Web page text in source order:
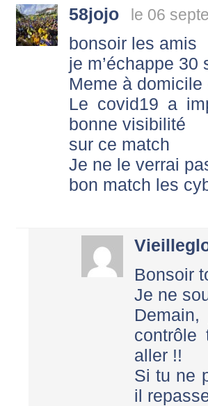
58jojo le 06
bonsoir les amis
je m’échappe
Meme à
Le covid19 a
bonne visibilité
sur ce match
Je ne le verrai
bon match les
Bonsoir
Je ne
aller !!
Si tu ne
il